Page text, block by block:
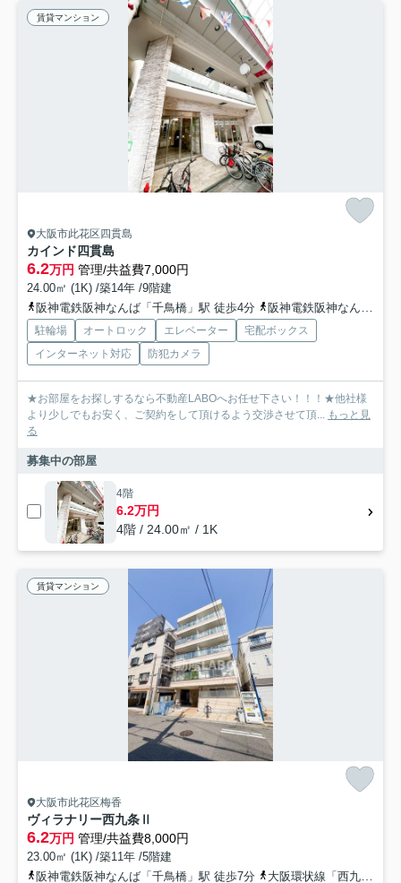
賃貸マンション
大阪市此花区四貫島
カインド四貫島
6.2万円 管理/共益費7,000円
24.00㎡ (1K) /築14年 /9階建
阪神電鉄阪神なんば「千鳥橋」駅 徒歩4分
阪神電鉄阪神なんば「伝法」駅 徒歩8分
駐輪場 オートロック エレベーター
宅配ボックス
インターネット対応
防犯カメラ
★お部屋をお探しするなら不動産LABOへお任せ下さい！！！★他社様
より少しでもお安く、ご契約をして頂けるよう交渉させて頂... もっと見
る
募集中の部屋
4階
6.2万円
4階 / 24.00㎡ / 1K
賃貸マンション
大阪市此花区梅香
ヴィラナリー西九条Ⅱ
6.2万円 管理/共益費8,000円
23.00㎡ (1K) /築11年 /5階建
阪神電鉄阪神なんば「千鳥橋」駅 徒歩7分
大阪環状線「西九条」駅 徒歩10分